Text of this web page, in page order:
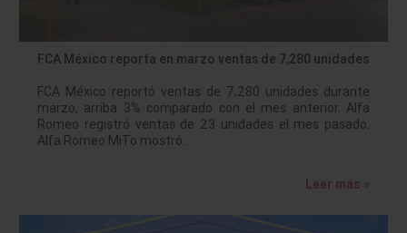
FCA México reporta en marzo ventas de 7,280 unidades
FCA México reportó ventas de 7,280 unidades durante
marzo, arriba 3% comparado con el mes anterior. Alfa
Romeo registró ventas de 23 unidades el mes pasado.
Alfa Romeo MiTo mostró…
Leer más »